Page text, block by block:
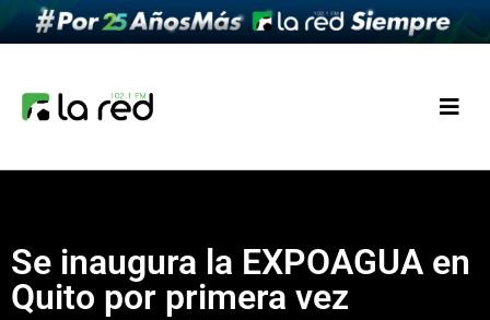
Se inaugura la EXPOAGUA en
Quito por primera vez